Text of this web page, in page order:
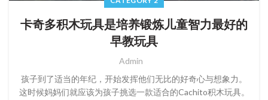
卡奇多积木玩具是培养锻炼儿童智力最好的
早教玩具
Admin
孩子到了适当的年纪，开始发挥他们无比的好奇心与想象力。
这时候妈妈们就应该为孩子挑选一款适合的Cachito积木玩具。